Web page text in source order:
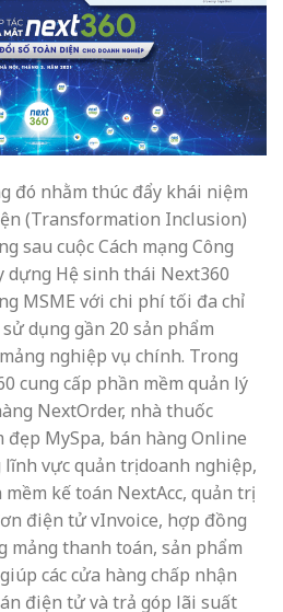
đó nhằm thúc đẩy khái niệm
(Transformation Inclusion)
sau cuộc Cách mạng Công
dựng Hệ sinh thái Next360
MSME với chi phí tối đa chỉ
dụng gần 20 sản phẩm
nghiệp vụ chính. Trong
cung cấp phần mềm quản lý
NextOrder, nhà thuốc
đẹp MySpa, bán hàng Online
vực quản trị doanh nghiệp,
kế toán NextAcc, quản trị
điện tử vInvoice, hợp đồng
mảng thanh toán, sản phẩm
các cửa hàng chấp nhận
điện tử và trả góp lãi suất